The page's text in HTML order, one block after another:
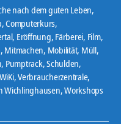
nach dem guten Leben,
,Computerkurs,
, Eröffnung, Färberei, Film,
, Mitmachen, Mobilität, Müll,
, Pumptrack,Schulden,
,Verbraucherzentrale,
Wichlinghausen,Workshops